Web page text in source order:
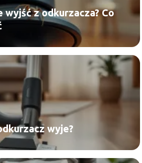
wyjść z odkurzacza? Co
wyje?